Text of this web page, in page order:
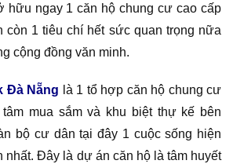
hữu ngay 1 căn hộ chung cư cao cấp
còn 1 tiêu chí hết sức quan trọng nữa
cộng đồng văn minh.
Đà Nẵng là 1 tổ hợp căn hộ chung cư
mua sắm và khu biệt thự kế bên
bộ cư dân tại đây 1 cuộc sống hiện
nhất. Đây là dự án căn hộ là tâm huyết